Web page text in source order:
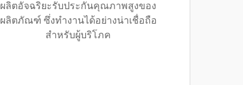
ผลิตอัจฉริยะรับประกันคุณภาพสูงของ
ผลิตภัณฑ์ ซึ่งทำงานได้อย่างน่าเชื่อถือ
สำหรับผู้บริโภค